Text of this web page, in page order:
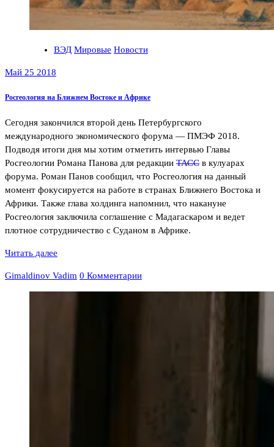
ВЭД Мировые Новости
Май 25 2018
Росгеология на Ближнем Востоке и Африке
Сегодня закончился второй день Петербургского
международного экономического форума — ПМЭФ 2018.
Подводя итоги дня мы хотим отметить интервью Главы
Росгеологии Романа Панова для редакции ТАСС в кулуарах
форума. Роман Панов сообщил, что Росгеология на данный
момент фокусируется на работе в странах Ближнего Востока и
Африки. Также глава холдинга напомнил, что накануне
Росгеология заключила соглашение с Мадагаскаром и ведет
плотное сотрудничество с Суданом в Африке.
Читать далее
Gimaldinov Vadim 0 Комментарии